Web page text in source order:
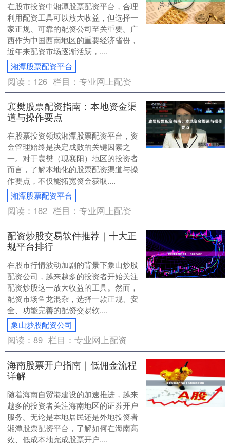
在股市投资中湘潭股票配资平台，合理
利用配资工具可以放大收益，但选择一
家正规、可靠的配资公司至关重要。广
西作为中国西南地区的重要经济省份，
近年来配资市场逐渐活跃，....
湘潭股票配资平台
阅读： 126 栏目：专业网上配资
襄樊股票配资指南：本地资金渠
道与操作要点
在股票投资领域湘潭股票配资平台，资
金管理始终是决定成败的关键因素之
一。对于襄樊（现襄阳）地区的投资者
而言，了解本地化的股票配资渠道与操
作要点，不仅能拓宽资金获取....
湘潭股票配资平台
阅读： 182 栏目：专业网上配资
配资炒股交易软件推荐｜十大正
规平台排行
在股市行情波动加剧的背景下象山炒股
配资公司，越来越多的投资者开始关注
配资炒股这一放大收益的工具。然而，
配资市场鱼龙混杂，选择一款正规、安
全、功能完善的配资交易软....
象山炒股配资公司
阅读：89 栏目：专业网上配资
海南股票开户指南｜低佣金流程
详解
随着海南自贸港建设的加速推进，越来
越多的投资者关注海南地区的证券开户
服务。无论是本地居民还是外地投资者
湘潭股票配资平台，了解如何在海南高
效、低成本地完成股票开户....